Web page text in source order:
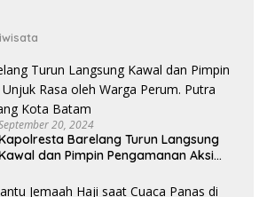
20, 2024
Barelang Turun Langsung
dan Pimpin Pengamanan Aksi
Jaya Tanjung Uncang Kota Batam